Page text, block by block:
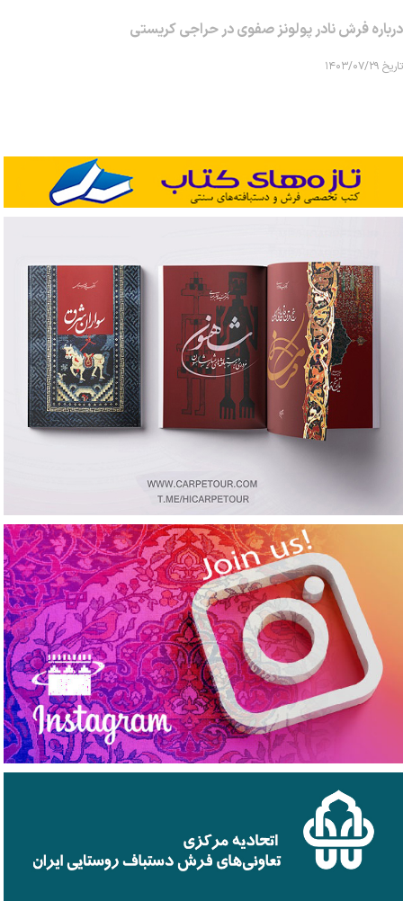
درباره فرش نادر پولونز صفوی در حراجی کریستی
تاریخ ۱۴۰۳/۰۷/۲۹